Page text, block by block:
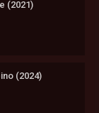
(2021)
(2024)